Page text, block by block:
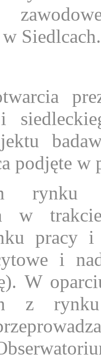
Siedlcach.
i
podjęte w
w
pracy i
i
W
z